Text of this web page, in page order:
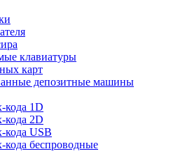
клавиатуры
карт
депозитные машины
кода 1D
кода 2D
USB
беспроводные